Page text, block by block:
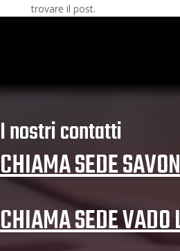
trovare il post.
I nostri contatti
CHIAMA SEDE
CHIAMA SEDE VADO